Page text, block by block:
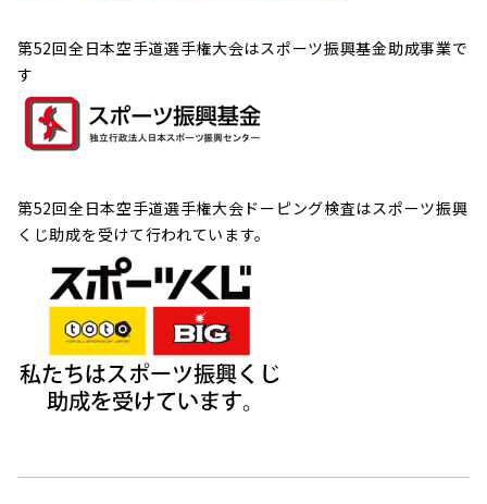
第52回全日本空手道選手権大会はスポーツ振興基金助成事業で
す
第52回全日本空手道選手権大会ドーピング検査はスポーツ振興
くじ助成を受けて行われています。